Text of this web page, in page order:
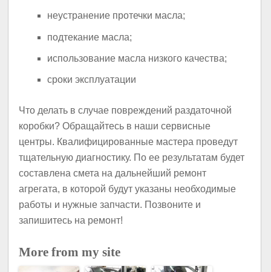
неустранение протечки масла;
подтекание масла;
использование масла низкого качества;
сроки эксплуатации
Что делать в случае повреждений раздаточной
коробки? Обращайтесь в наши сервисные
центры. Квалифицированные мастера проведут
тщательную диагностику. По ее результатам будет
составлена смета на дальнейший ремонт
агрегата, в которой будут указаны необходимые
работы и нужные запчасти. Позвоните и
запишитесь на ремонт!
More from my site